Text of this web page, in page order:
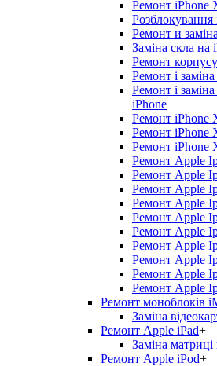
Ремонт iPhone
Розблокування
Ремонт и
Заміна скла на
Ремонт
Ремонт і
Ремонт і
iPhone
Ремонт iPhone
Ремонт iPhone
Ремонт iPhone
Ремонт Apple
Ремонт Apple
Ремонт Apple
Ремонт Apple
Ремонт Apple
Ремонт Apple
Ремонт Apple
Ремонт Apple
Ремонт Apple
Ремонт Apple
Ремонт моноблоків
Заміна
Ремонт Apple iPad+
Заміна матриці
Ремонт Apple iPod+